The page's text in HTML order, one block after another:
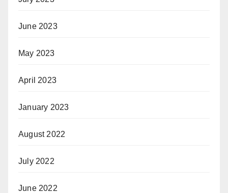
June 2023
May 2023
April 2023
January 2023
August 2022
July 2022
June 2022